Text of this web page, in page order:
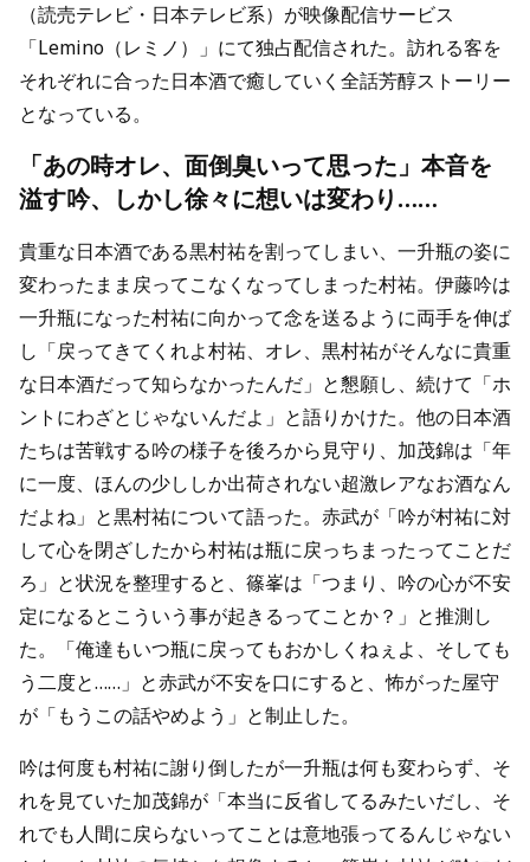
（読売テレビ・日本テレビ系）が映像配信サービス
「Lemino（レミノ）」にて独占配信された。訪れる客を
それぞれに合った日本酒で癒していく全話芳醇ストーリー
となっている。
「あの時オレ、面倒臭いって思った」本音を
溢す吟、しかし徐々に想いは変わり……
貴重な日本酒である黒村祐を割ってしまい、一升瓶の姿に
変わったまま戻ってこなくなってしまった村祐。伊藤吟は
一升瓶になった村祐に向かって念を送るように両手を伸ば
し「戻ってきてくれよ村祐、オレ、黒村祐がそんなに貴重
な日本酒だって知らなかったんだ」と懇願し、続けて「ホ
ントにわざとじゃないんだよ」と語りかけた。他の日本酒
たちは苦戦する吟の様子を後ろから見守り、加茂錦は「年
に一度、ほんの少ししか出荷されない超激レアなお酒なん
だよね」と黒村祐について語った。赤武が「吟が村祐に対
して心を閉ざしたから村祐は瓶に戻っちまったってことだ
ろ」と状況を整理すると、篠峯は「つまり、吟の心が不安
定になるとこういう事が起きるってことか？」と推測し
た。「俺達もいつ瓶に戻ってもおかしくねぇよ、そしても
う二度と……」と赤武が不安を口にすると、怖がった屋守
が「もうこの話やめよう」と制止した。
吟は何度も村祐に謝り倒したが一升瓶は何も変わらず、そ
れを見ていた加茂錦が「本当に反省してるみたいだし、そ
れでも人間に戻らないってことは意地張ってるんじゃない